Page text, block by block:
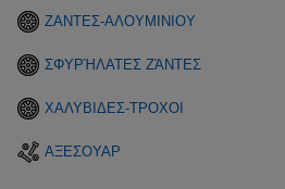
ΖΑΝΤΕΣ-ΑΛΟΥΜΙΝΙΟΥ
ΣΦΥΡΉΛΑΤΕΣ ΖΆΝΤΕΣ
ΧΑΛΥΒΙΔΕΣ-ΤΡΟΧΟΙ
ΑΞΕΣΟΥΑΡ